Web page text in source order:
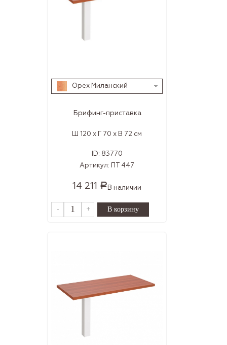
Орех Миланский
Брифинг-приставка
Ш 120 x Г 70 x В 72 см
ID: 83770
Артикул: ПТ 447
14 211 Р В наличии
- +